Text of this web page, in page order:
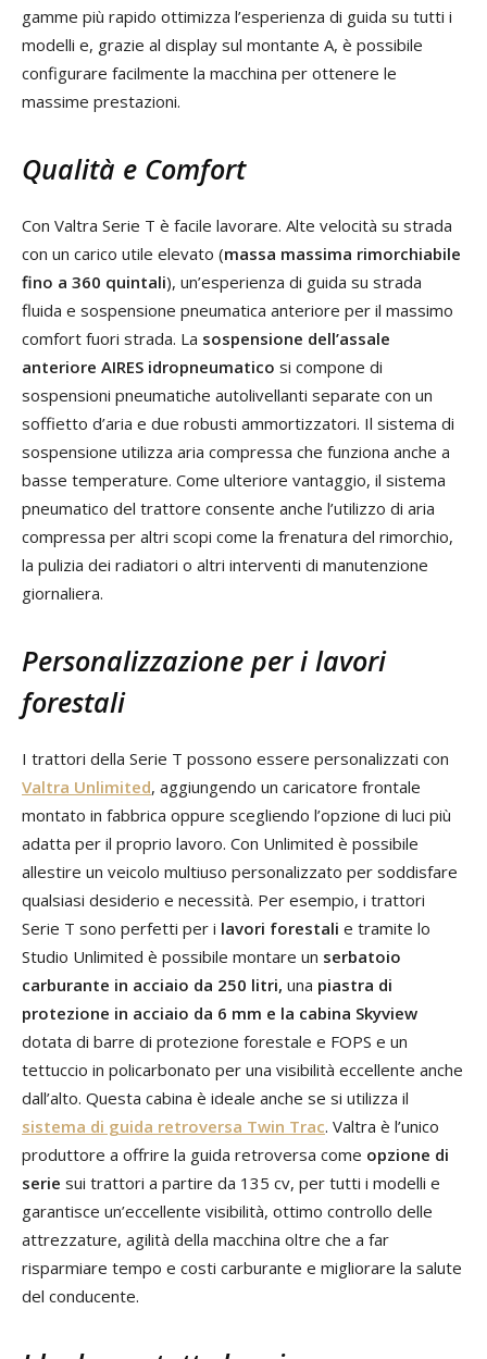
gamme più rapido ottimizza l’esperienza di guida su tutti i
modelli e, grazie al display sul montante A, è possibile
configurare facilmente la macchina per ottenere le
massime prestazioni.
Qualità e Comfort
Con Valtra Serie T è facile lavorare. Alte velocità su strada
con un carico utile elevato (massa massima rimorchiabile
fino a 360 quintali), un’esperienza di guida su strada
fluida e sospensione pneumatica anteriore per il massimo
comfort fuori strada. La sospensione dell’assale
anteriore AIRES idropneumatico si compone di
sospensioni pneumatiche autolivellanti separate con un
soffietto d’aria e due robusti ammortizzatori. Il sistema di
sospensione utilizza aria compressa che funziona anche a
basse temperature. Come ulteriore vantaggio, il sistema
pneumatico del trattore consente anche l’utilizzo di aria
compressa per altri scopi come la frenatura del rimorchio,
la pulizia dei radiatori o altri interventi di manutenzione
giornaliera.
Personalizzazione per i lavori
forestali
I trattori della Serie T possono essere personalizzati con
Valtra Unlimited, aggiungendo un caricatore frontale
montato in fabbrica oppure scegliendo l’opzione di luci più
adatta per il proprio lavoro. Con Unlimited è possibile
allestire un veicolo multiuso personalizzato per soddisfare
qualsiasi desiderio e necessità. Per esempio, i trattori
Serie T sono perfetti per i lavori forestali e tramite lo
Studio Unlimited è possibile montare un serbatoio
carburante in acciaio da 250 litri, una piastra di
protezione in acciaio da 6 mm e la cabina Skyview
dotata di barre di protezione forestale e FOPS e un
tettuccio in policarbonato per una visibilità eccellente anche
dall’alto. Questa cabina è ideale anche se si utilizza il
sistema di guida retroversa Twin Trac. Valtra è l’unico
produttore a offrire la guida retroversa come opzione di
serie sui trattori a partire da 135 cv, per tutti i modelli e
garantisce un’eccellente visibilità, ottimo controllo delle
attrezzature, agilità della macchina oltre che a far
risparmiare tempo e costi carburante e migliorare la salute
del conducente.